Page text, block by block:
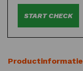
START CHECK
Productinformatie